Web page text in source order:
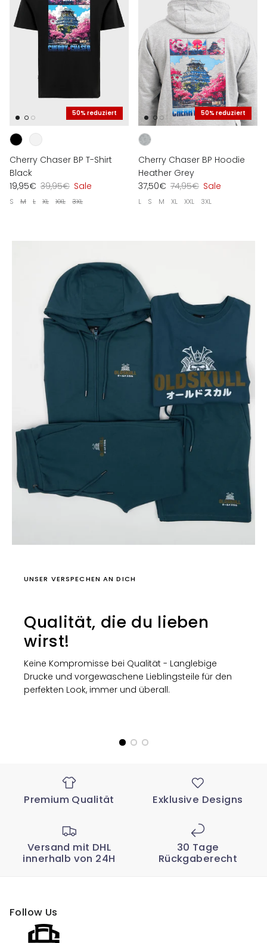
50% reduziert
Cherry Chaser BP T-Shirt
Black
19,95€ 39,95€ Sale
S M L XL XXL 3XL
50% reduziert
Cherry Chaser BP Hoodie
Heather Grey
37,50€ 74,95€ Sale
L S M XL XXL 3XL
UNSER VERSPECHEN AN DICH
Qualität, die du lieben
wirst!
Keine Kompromisse bei Qualität - Langlebige
Drucke und vorgewaschene Lieblingsteile für den
perfekten Look, immer und überall.
Premium Qualität Exklusive Designs
Versand mit DHL
innerhalb von 24H
30 Tage
Rückgaberecht
Follow Us